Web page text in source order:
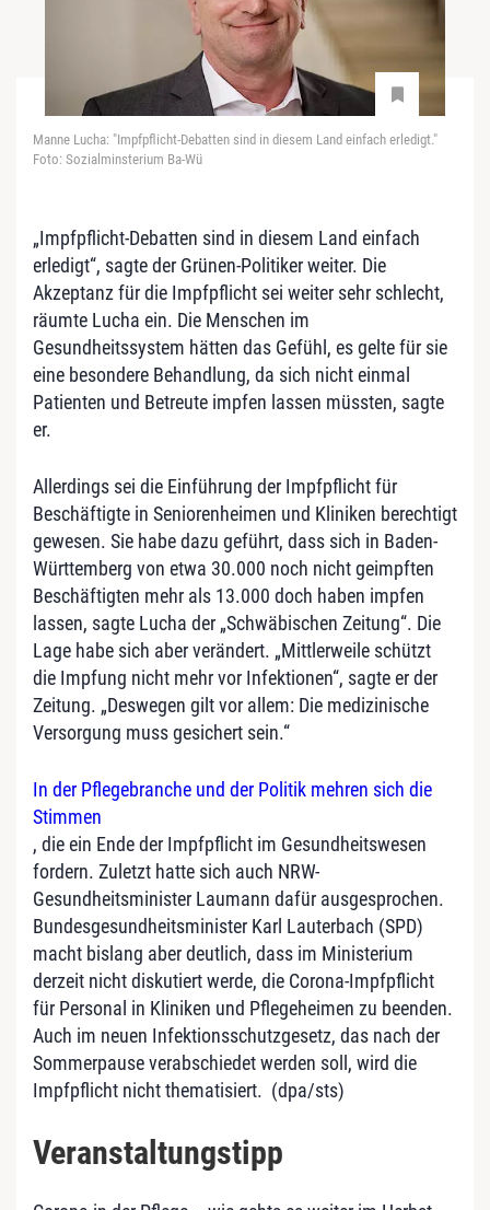
Manne Lucha: "Impfpflicht-Debatten sind in diesem Land einfach erledigt."
Foto: Sozialminsterium Ba-Wü
„Impfpflicht-Debatten sind in diesem Land einfach
erledigt“, sagte der Grünen-Politiker weiter. Die
Akzeptanz für die Impfpflicht sei weiter sehr schlecht,
räumte Lucha ein. Die Menschen im
Gesundheitssystem hätten das Gefühl, es gelte für sie
eine besondere Behandlung, da sich nicht einmal
Patienten und Betreute impfen lassen müssten, sagte
er.
Allerdings sei die Einführung der Impfpflicht für
Beschäftigte in Seniorenheimen und Kliniken berechtigt
gewesen. Sie habe dazu geführt, dass sich in Baden-
Württemberg von etwa 30.000 noch nicht geimpften
Beschäftigten mehr als 13.000 doch haben impfen
lassen, sagte Lucha der „Schwäbischen Zeitung“. Die
Lage habe sich aber verändert. „Mittlerweile schützt
die Impfung nicht mehr vor Infektionen“, sagte er der
Zeitung. „Deswegen gilt vor allem: Die medizinische
Versorgung muss gesichert sein.“
In der Pflegebranche und der Politik mehren sich die
Stimmen
, die ein Ende der Impfpflicht im Gesundheitswesen
fordern. Zuletzt hatte sich auch NRW-
Gesundheitsminister Laumann dafür ausgesprochen.
Bundesgesundheitsminister Karl Lauterbach (SPD)
macht bislang aber deutlich, dass im Ministerium
derzeit nicht diskutiert werde, die Corona-Impfpflicht
für Personal in Kliniken und Pflegeheimen zu beenden.
Auch im neuen Infektionsschutzgesetz, das nach der
Sommerpause verabschiedet werden soll, wird die
Impfpflicht nicht thematisiert. (dpa/sts)
Veranstaltungstipp